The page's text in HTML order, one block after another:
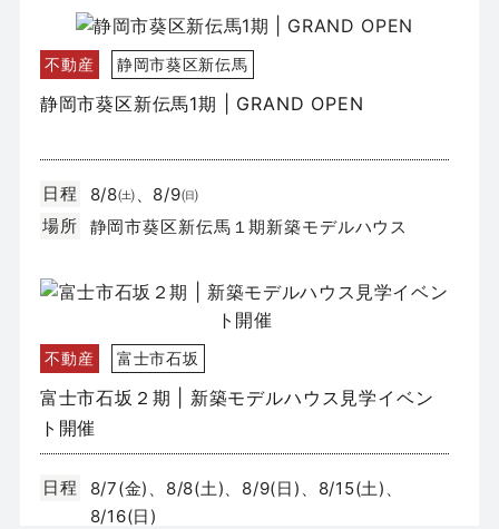
不動産 静岡市葵区新伝馬
静岡市葵区新伝馬1期 | GRAND OPEN
日程
8/8㈯、8/9㈰
場所
静岡市葵区新伝馬１期新築モデルハウス
不動産 富士市石坂
富士市石坂２期 | 新築モデルハウス見学イベン
ト開催
日程
8/7(金)、8/8(土)、8/9(日)、8/15(土)、
8/16(日)